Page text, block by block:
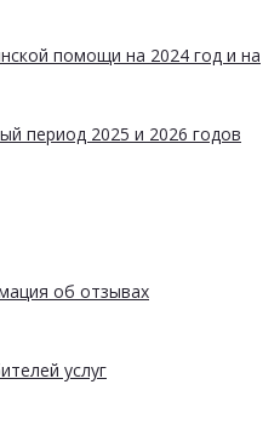
помощи на 2024 год и на
период 2025 и 2026 годов
об отзывах
услуг